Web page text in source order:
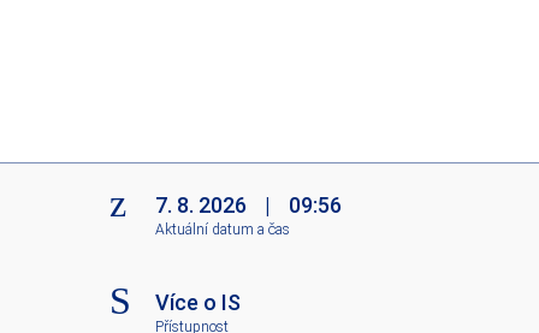
7. 8. 2026 | 09:56
Aktuální datum a čas
Více o IS
Přístupnost